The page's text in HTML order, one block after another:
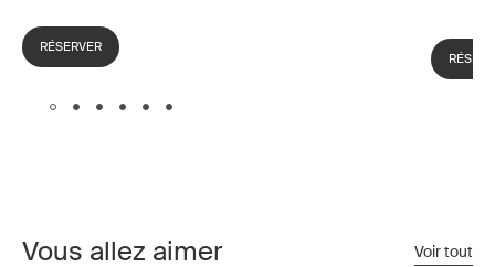
RÉSERVER
Vous allez aimer Voir tout